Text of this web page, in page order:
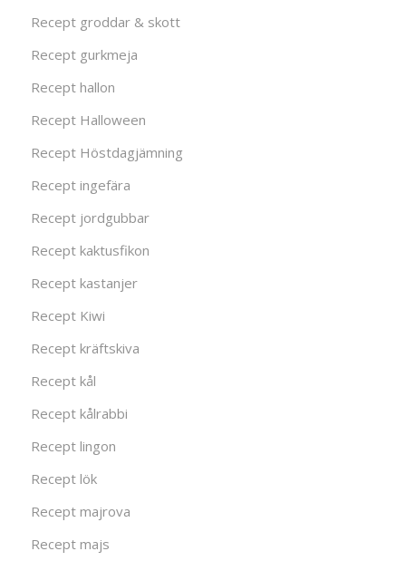
Recept groddar & skott
Recept gurkmeja
Recept hallon
Recept Halloween
Recept Höstdagjämning
Recept ingefära
Recept jordgubbar
Recept kaktusfikon
Recept kastanjer
Recept Kiwi
Recept kräftskiva
Recept kål
Recept kålrabbi
Recept lingon
Recept lök
Recept majrova
Recept majs